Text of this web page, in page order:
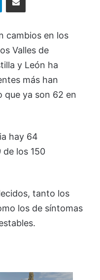
cambios en los
Valles de
y León ha
más han
que ya son 62 en
hay 64
de los 150
tanto los
los de síntomas